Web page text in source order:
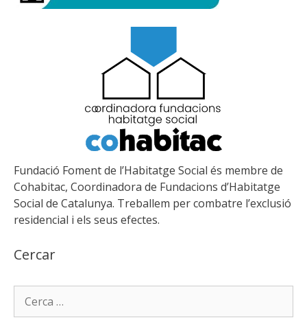
Fundació Foment de l’Habitatge Social és membre de
Cohabitac, Coordinadora de Fundacions d’Habitatge
Social de Catalunya. Treballem per combatre l’exclusió
residencial i els seus efectes.
Cercar